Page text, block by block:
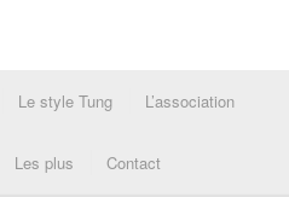
Le style Tung L’association
Les plus Contact